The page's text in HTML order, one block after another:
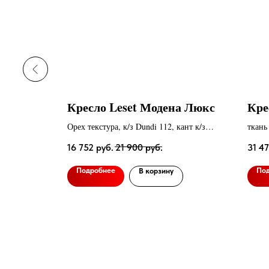
Кресло Leset Модена Люкс
Орех текстура, к/з Dundi 112, кант к/з
16 752 руб. 21 900 руб.
Подробнее В корзину
31